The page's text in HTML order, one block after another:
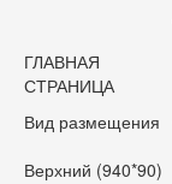
ГЛАВНАЯ
СТРАНИЦА
Вид размещения
Верхний (940*90)